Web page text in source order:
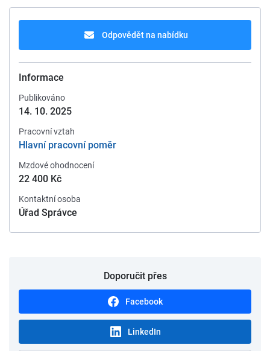
Odpovědět na nabídku
Informace
Publikováno
14. 10. 2025
Pracovní vztah
Hlavní pracovní poměr
Mzdové ohodnocení
22 400 Kč
Kontaktní osoba
Úřad Správce
Doporučit přes
Facebook
LinkedIn